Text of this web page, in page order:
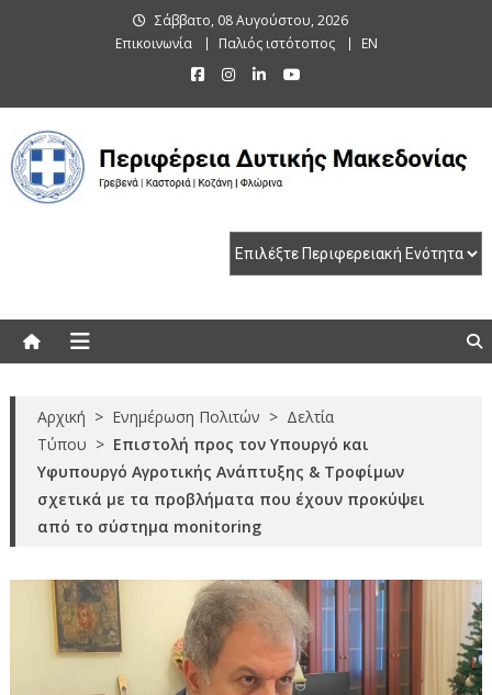
Σάββατο, 08 Αυγούστου, 2026
Επικοινωνία
Παλιός ιστότοπος EN
Αρχική > Ενημέρωση Πολιτών > Δελτία
Τύπου > Επιστολή προς τον Υπουργό και
Υφυπουργό Αγροτικής Ανάπτυξης & Τροφίμων
σχετικά με τα προβλήματα που έχουν προκύψει
από το σύστημα monitoring